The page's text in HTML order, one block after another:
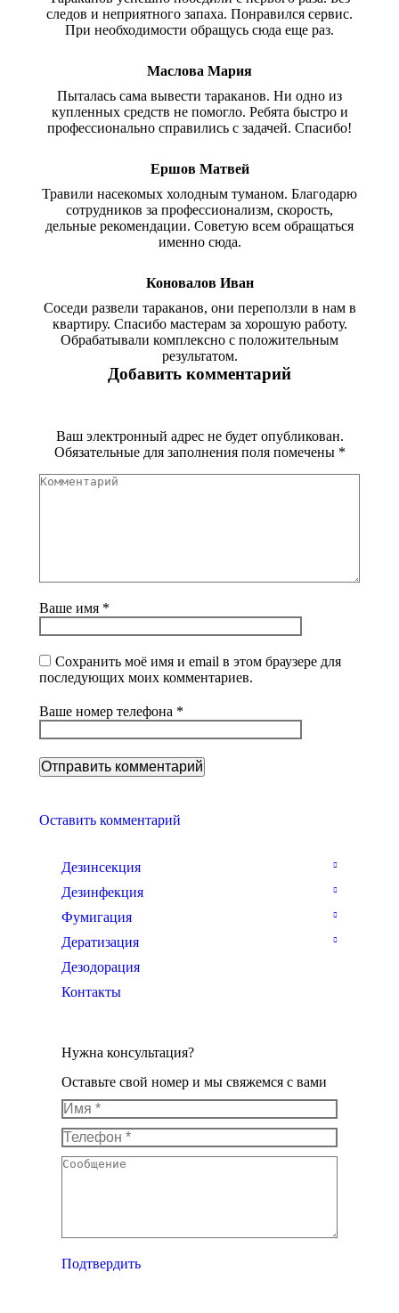
следов и неприятного запаха. Понравился сервис.
При необходимости обращусь сюда еще раз.
Маслова Мария
Пыталась сама вывести тараканов. Ни одно из
купленных средств не помогло. Ребята быстро и
профессионально справились с задачей. Спасибо!
Ершов Матвей
Травили насекомых холодным туманом. Благодарю
сотрудников за профессионализм, скорость,
дельные рекомендации. Советую всем обращаться
именно сюда.
Коновалов Иван
Соседи развели тараканов, они переползли в нам в
квартиру. Спасибо мастерам за хорошую работу.
Обрабатывали комплексно с положительным
результатом.
Добавить комментарий
Ваш электронный адрес не будет опубликован.
Обязательные для заполнения поля помечены *
Комментарий
Ваше имя *
Сохранить моё имя и email в этом браузере для
последующих моих комментариев.
Ваше номер телефона *
Оставить комментарий
Дезинсекция
Дезинфекция
Фумигация
Дератизация
Дезодорация
Контакты
Нужна консультация?
Оставьте свой номер и мы свяжемся с вами
Имя *
Телефон *
Сообщение
Подтвердить